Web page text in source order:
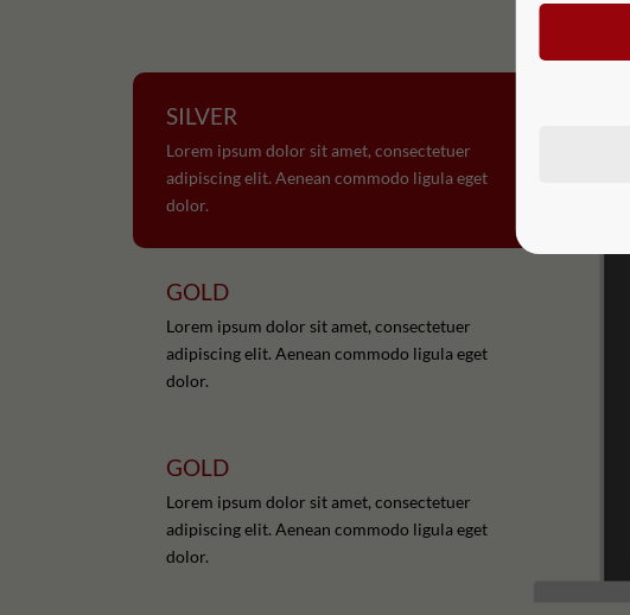
SILVER
Lorem ipsum dolor sit amet, consectetuer
adipiscing elit. Aenean commodo ligula eget
dolor.
GOLD
Lorem ipsum dolor sit amet, consectetuer
adipiscing elit. Aenean commodo ligula eget
dolor.
GOLD
Lorem ipsum dolor sit amet, consectetuer
adipiscing elit. Aenean commodo ligula eget
dolor.